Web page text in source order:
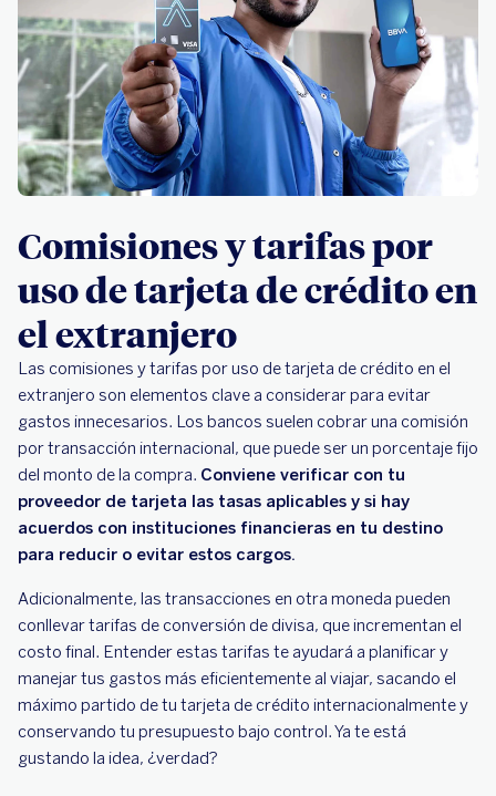
Comisiones y tarifas por
uso de tarjeta de crédito en
el extranjero
Las comisiones y tarifas por uso de tarjeta de crédito en el
extranjero son elementos clave a considerar para evitar
gastos innecesarios. Los bancos suelen cobrar una comisión
por transacción internacional, que puede ser un porcentaje fijo
del monto de la compra. Conviene verificar con tu
proveedor de tarjeta las tasas aplicables y si hay
acuerdos con instituciones financieras en tu destino
para reducir o evitar estos cargos.
Adicionalmente, las transacciones en otra moneda pueden
conllevar tarifas de conversión de divisa, que incrementan el
costo final. Entender estas tarifas te ayudará a planificar y
manejar tus gastos más eficientemente al viajar, sacando el
máximo partido de tu tarjeta de crédito internacionalmente y
conservando tu presupuesto bajo control. Ya te está
gustando la idea, ¿verdad?